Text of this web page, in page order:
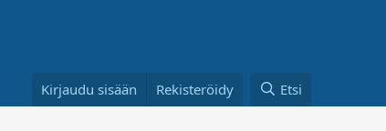
Kirjaudu sisään Rekisteröidy Etsi